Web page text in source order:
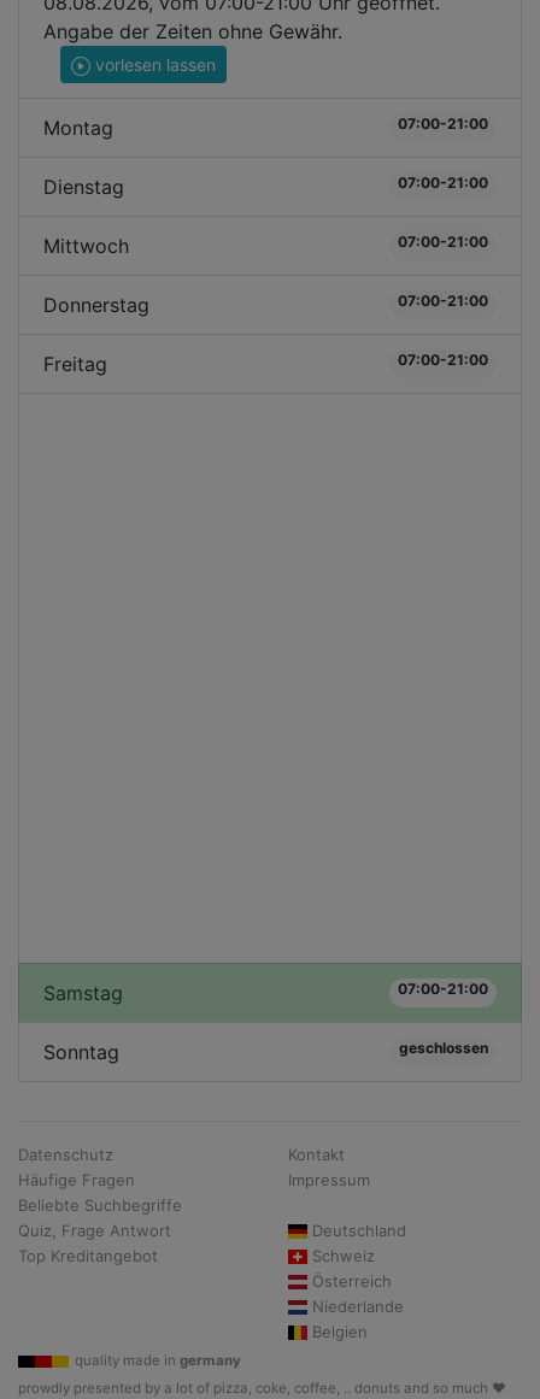
Angabe der Zeiten ohne Gewähr.
vorlesen lassen
Montag 07:00-21:00
Dienstag 07:00-21:00
Mittwoch 07:00-21:00
Donnerstag 07:00-21:00
Freitag 07:00-21:00
Samstag 07:00-21:00
Sonntag geschlossen
Datenschutz
Häufige Fragen
Beliebte Suchbegriffe
Quiz, Frage Antwort
Top Kreditangebot
Kontakt
Impressum
Deutschland
Schweiz
Österreich
Niederlande
Belgien
quality made in germany
prowdly presented by a lot of pizza, coke, coffee, .. donuts and so much ♥